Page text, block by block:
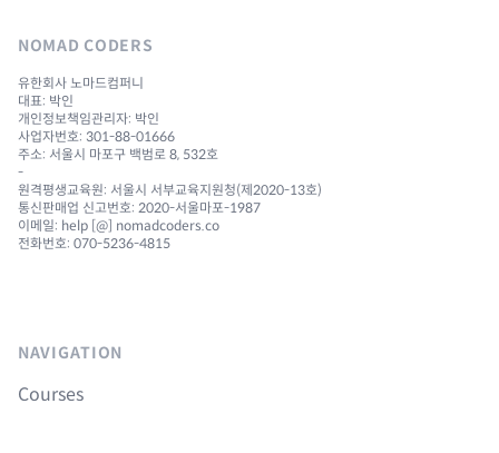
NOMAD CODERS
유한회사 노마드컴퍼니
대표: 박인
개인정보책임관리자: 박인
사업자번호: 301-88-01666
주소: 서울시 마포구 백범로 8, 532호
-
원격평생교육원: 서울시 서부교육지원청(제2020-13호)
통신판매업 신고번호: 2020-서울마포-1987
이메일: help [@] nomadcoders.co
전화번호: 070-5236-4815
NAVIGATION
Courses